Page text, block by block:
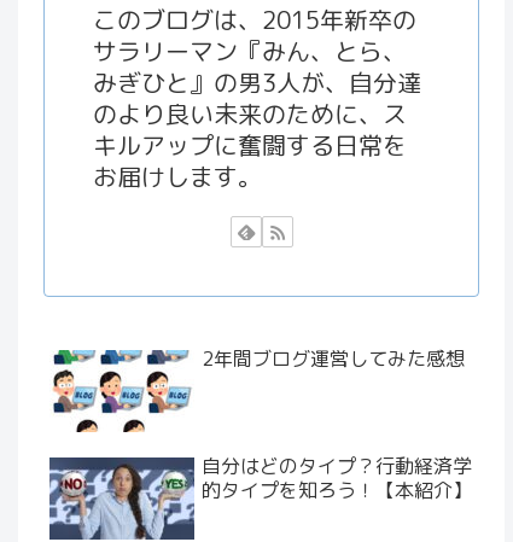
このブログは、2015年新卒の
サラリーマン『みん、とら、
みぎひと』の男3人が、自分達
のより良い未来のために、ス
キルアップに奮闘する日常を
お届けします。
2年間ブログ運営してみた感想
自分はどのタイプ？行動経済学
的タイプを知ろう！【本紹介】